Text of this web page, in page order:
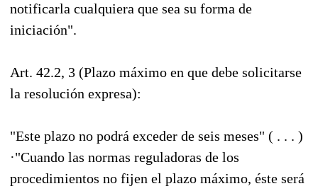
notificarla cualquiera que sea su forma de
iniciación".
Art. 42.2, 3 (Plazo máximo en que debe solicitarse
la resolución expresa):
"Este plazo no podrá exceder de seis meses" ( . . . )
·"Cuando las normas reguladoras de los
procedimientos no fijen el plazo máximo, éste será